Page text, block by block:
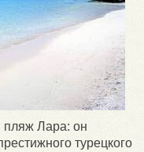
пляж Лара: он
турецкого